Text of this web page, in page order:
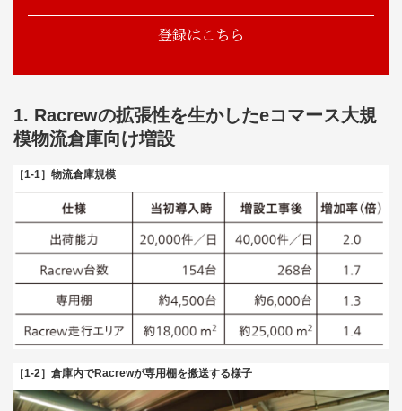
登録はこちら
1. Racrewの拡張性を生かしたeコマース大規
模物流倉庫向け増設
［1-1］物流倉庫規模
［1-2］倉庫内でRacrewが専用棚を搬送する様子